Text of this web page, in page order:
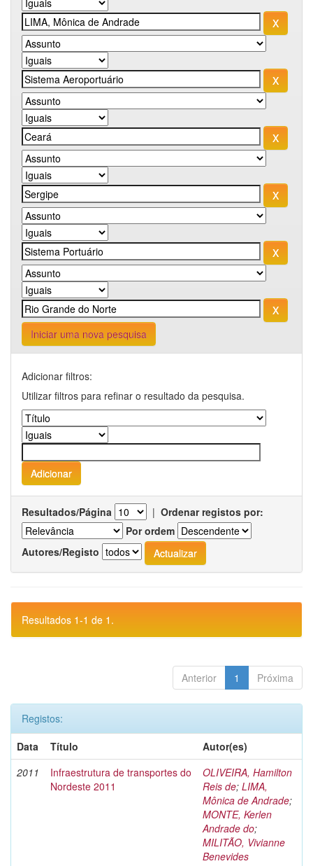
Iniciar uma nova pesquisa
Adicionar filtros:
Utilizar filtros para refinar o resultado da pesquisa.
Resultados/Página | Ordenar registos por:
Por ordem
Autores/Registo
Resultados 1-1 de 1.
Anterior 1 Próxima
Registos:
Data
Título
Autor(es)
2011
Infraestrutura de transportes do
Nordeste 2011
OLIVEIRA, Hamilton
Reis de; LIMA,
Mônica de Andrade;
MONTE, Kerlen
Andrade do;
MILITÃO, Vivianne
Benevides